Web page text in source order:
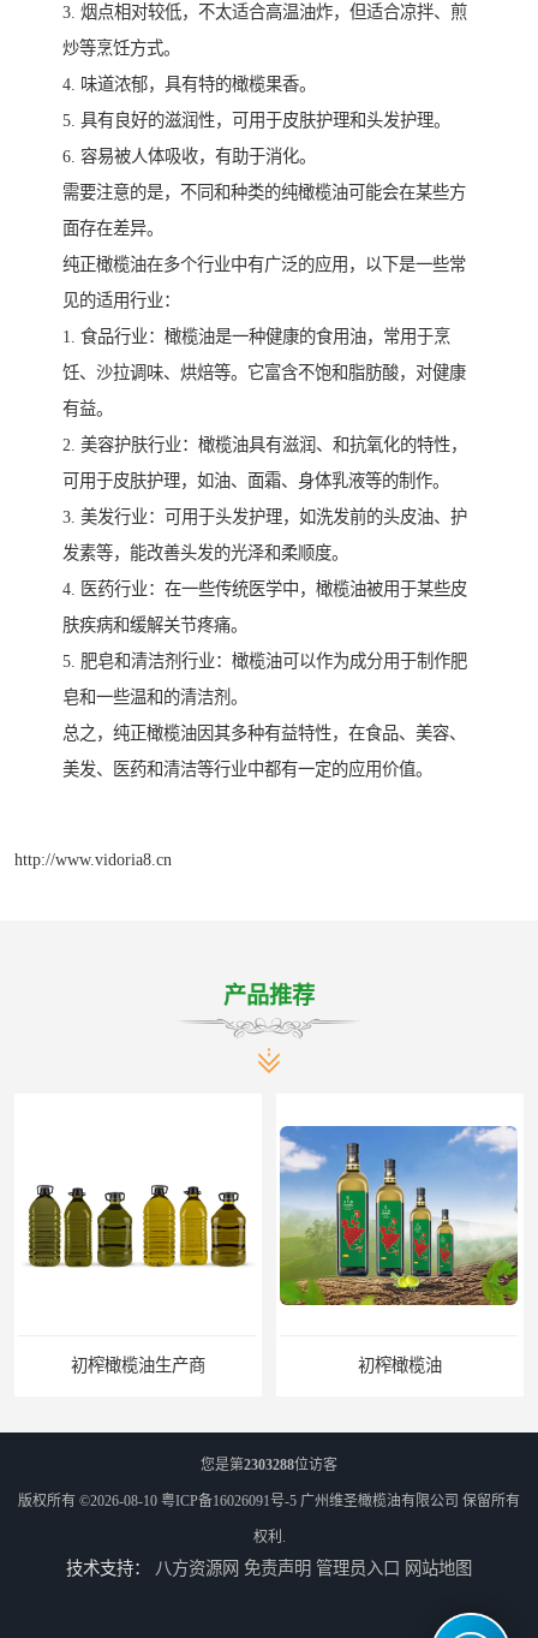
3. 烟点相对较低，不太适合高温油炸，但适合凉拌、煎
炒等烹饪方式。
4. 味道浓郁，具有特的橄榄果香。
5. 具有良好的滋润性，可用于皮肤护理和头发护理。
6. 容易被人体吸收，有助于消化。
需要注意的是，不同和种类的纯橄榄油可能会在某些方
面存在差异。
纯正橄榄油在多个行业中有广泛的应用，以下是一些常
见的适用行业：
1. 食品行业：橄榄油是一种健康的食用油，常用于烹
饪、沙拉调味、烘焙等。它富含不饱和脂肪酸，对健康
有益。
2. 美容护肤行业：橄榄油具有滋润、和抗氧化的特性，
可用于皮肤护理，如油、面霜、身体乳液等的制作。
3. 美发行业：可用于头发护理，如洗发前的头皮油、护
发素等，能改善头发的光泽和柔顺度。
4. 医药行业：在一些传统医学中，橄榄油被用于某些皮
肤疾病和缓解关节疼痛。
5. 肥皂和清洁剂行业：橄榄油可以作为成分用于制作肥
皂和一些温和的清洁剂。
总之，纯正橄榄油因其多种有益特性，在食品、美容、
美发、医药和清洁等行业中都有一定的应用价值。
http://www.vidoria8.cn
产品推荐
初榨橄榄油生产商 初榨橄榄油
您是第2303288位访客
版权所有 ©2026-08-10 粤ICP备16026091号-5 广州维圣橄榄油有限公司 保留所有
权利.
技术支持： 八方资源网 免责声明 管理员入口 网站地图